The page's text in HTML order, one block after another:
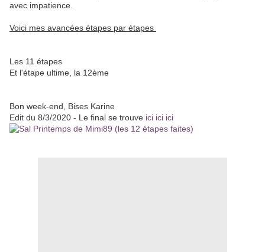
avec impatience.
Voici mes avancées étapes par étapes
Les 11 étapes
Et l'étape ultime, la 12ème
Bon week-end, Bises Karine
Edit du 8/3/2020 - Le final se trouve ici ici ici